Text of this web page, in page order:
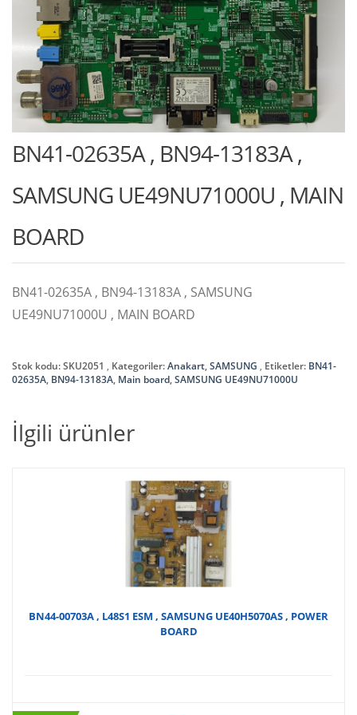
BN41-02635A , BN94-13183A ,
SAMSUNG UE49NU71000U , MAIN
BOARD
BN41-02635A , BN94-13183A , SAMSUNG
UE49NU71000U , MAIN BOARD
Stok kodu:SKU2051 Kategoriler:Anakart,SAMSUNG Etiketler: BN41-
02635A, BN94-13183A, Main board,SAMSUNG UE49NU71000U
İlgili ürünler
BN44-00703A , L48S1 ESM , SAMSUNG UE40H5070AS , POWER
BOARD